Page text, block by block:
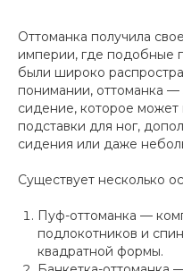
Оттоманка получила
империи, где подобные
были широко
понимании, оттоманка —
сидение, которое
подставки для ног,
сидения или даже
Существует несколько
Пуф-оттоманка —
подлокотников и
квадратной формы.